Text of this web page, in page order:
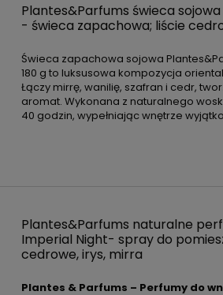
Plantes&Parfums świeca
- świeca zapachowa; liście
Świeca zapachowa sojowa
180 g to luksusowa kompozycja
Łączy mirrę, wanilię, szafran i cedr,
aromat. Wykonana z naturalnego
40 godzin, wypełniając wnętrze
Plantes&Parfums naturalne
Imperial Night- spray do
cedrowe, irys, mirra
Plantes & Parfums – Perfumy do